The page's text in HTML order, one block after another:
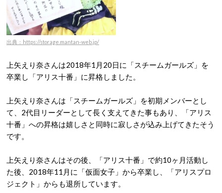
出典：https://storage.mantan-web.jp/
上矢えり奈さんは2018年1月20日に「スチームガールズ」を
卒業し「アリス十番」に昇格しました。
上矢えり奈さんは「スチームガールズ」を初期メンバーとし
て、2代目リーダーとして長く支えてきた事もあり、「アリス
十番」への昇格は嬉しさと同時に寂しさが込み上げてきたそう
です。
上矢えり奈さんはその後、「アリス十番」で約10ヶ月活動し
た後、2018年11月に「仮面女子」から卒業し、「アリスプロ
ジェクト」からも退所しています。